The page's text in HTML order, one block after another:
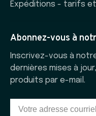
Expéditions - tarifs
Abonnez-vous à
Inscrivez-vous à
dernières mises à
produits par e-mail.